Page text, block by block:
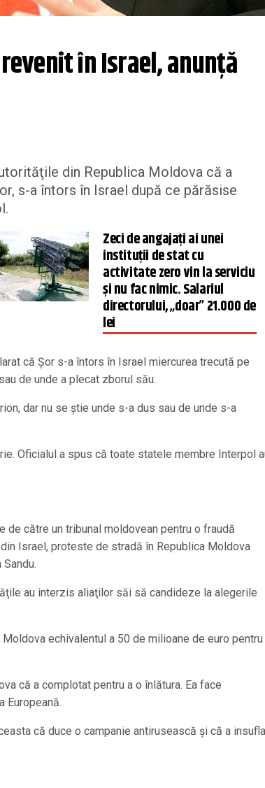
în Israel, anunță
din Republica Moldova că a
s-a întors în Israel după ce părăsise
Zeci de angajați ai unei
instituții de stat cu
activitate zero vin la serviciu
și nu fac nimic. Salariul
directorului, „doar” 21.000 de
lei
că Şor s-a întors în Israel miercurea trecută pe
de unde a plecat zborul său.
dar nu se ştie unde s-a dus sau de unde s-a
Oficialul a spus că toate statele membre Interpol
de către un tribunal moldovean pentru o fraudă
Israel, proteste de stradă în Republica Moldova
au interzis aliaţilor săi să candideze la alegerile
echivalentul a 50 de milioane de euro pentru
că a complotat pentru a o înlătura. Ea face
Europeană.
că duce o campanie antirusească şi că a